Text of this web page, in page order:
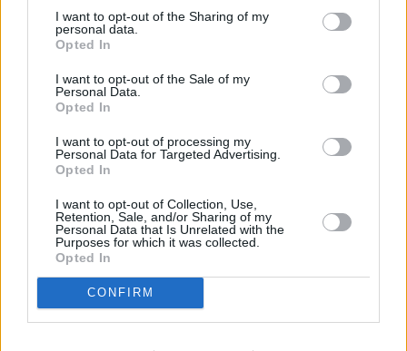
I want to opt-out of the Sharing of my
personal data.
Opted In
I want to opt-out of the Sale of my
Personal Data.
Opted In
I want to opt-out of processing my
Personal Data for Targeted Advertising.
Opted In
I want to opt-out of Collection, Use,
Retention, Sale, and/or Sharing of my
Personal Data that Is Unrelated with the
Purposes for which it was collected.
Opted In
CONFIRM